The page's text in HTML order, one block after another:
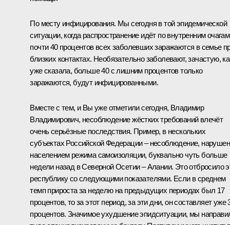
По месту инфицирования. Мы сегодня в той эпидемической
ситуации, когда распространение идёт по внутренним
почти 40 процентов всех заболевших заражаются в семье
близких контактах. Необязательно заболевают, зачастую,
уже сказала, больше 40 с лишним процентов только
заражаются, будут инфицированными.
Вместе с тем, и Вы уже отметили сегодня, Владимир
Владимирович, несоблюдение жёстких требований влечёт
очень серьёзные последствия. Пример, в нескольких
субъектах Российской Федерации – несоблюдение,
населением режима самоизоляции, буквально чуть больше
недели назад в Северной Осетии – Алании. Это отбросило
республику со следующими показателями. Если в среднем
темп прироста за неделю на предыдущих периодах был 17
процентов, то за этот период, за эти дни, он составляет уже
процентов. Значимое ухудшение эпидситуации, мы